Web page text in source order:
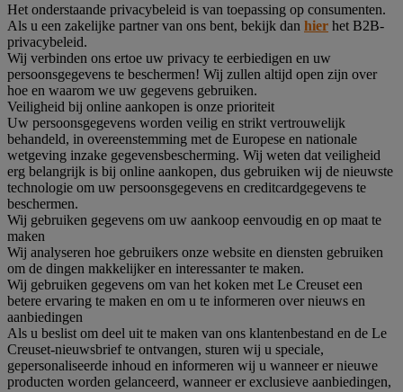
Het onderstaande privacybeleid is van toepassing op consumenten.
Als u een zakelijke partner van ons bent, bekijk dan hier het B2B-
privacybeleid.
Wij verbinden ons ertoe uw privacy te eerbiedigen en uw
persoonsgegevens te beschermen! Wij zullen altijd open zijn over
hoe en waarom we uw gegevens gebruiken.
Veiligheid bij online aankopen is onze prioriteit
Uw persoonsgegevens worden veilig en strikt vertrouwelijk
behandeld, in overeenstemming met de Europese en nationale
wetgeving inzake gegevensbescherming. Wij weten dat veiligheid
erg belangrijk is bij online aankopen, dus gebruiken wij de nieuwste
technologie om uw persoonsgegevens en creditcardgegevens te
beschermen.
Wij gebruiken gegevens om uw aankoop eenvoudig en op maat te
maken
Wij analyseren hoe gebruikers onze website en diensten gebruiken
om de dingen makkelijker en interessanter te maken.
Wij gebruiken gegevens om van het koken met Le Creuset een
betere ervaring te maken en om u te informeren over nieuws en
aanbiedingen
Als u beslist om deel uit te maken van ons klantenbestand en de Le
Creuset-nieuwsbrief te ontvangen, sturen wij u speciale,
gepersonaliseerde inhoud en informeren wij u wanneer er nieuwe
producten worden gelanceerd, wanneer er exclusieve aanbiedingen,